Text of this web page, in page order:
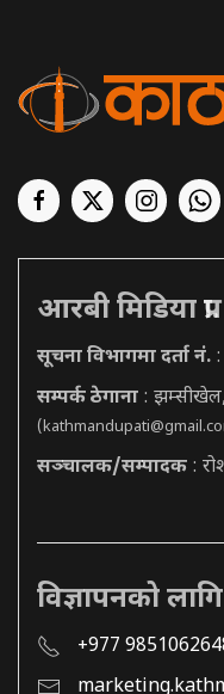
आरबी मिडिया
सूचना विभागमा दर्ता नं.
सम्पर्क ठेगाना :
(
सञ्चालक/सम्पादक :
विज्ञापनको
+977